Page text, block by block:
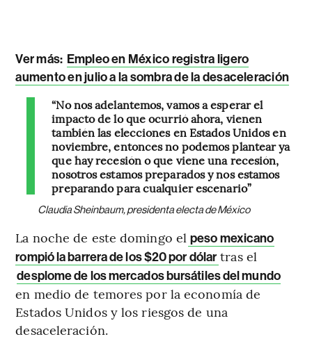
Ver más: Empleo en México registra ligero
aumento en julio a la sombra de la desaceleración
“No nos adelantemos, vamos a esperar el
impacto de lo que ocurrió ahora, vienen
también las elecciones en Estados Unidos en
noviembre, entonces no podemos plantear ya
que hay recesión o que viene una recesión,
nosotros estamos preparados y nos estamos
preparando para cualquier escenario”
Claudia Sheinbaum, presidenta electa de México
La noche de este domingo el peso mexicano
rompió la barrera de los $20 por dólar tras el
desplome de los mercados bursátiles del mundo
en medio de temores por la economía de
Estados Unidos y los riesgos de una
desaceleración.